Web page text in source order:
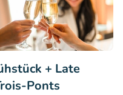
+ Late
Ponts